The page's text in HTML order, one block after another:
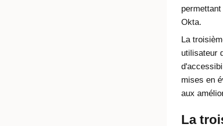
Okta.
La
utilisateur
mises en
aux
La